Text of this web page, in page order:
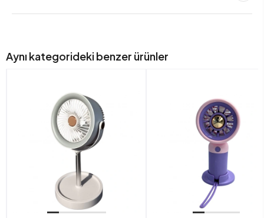
Aynı kategorideki benzer ürünler